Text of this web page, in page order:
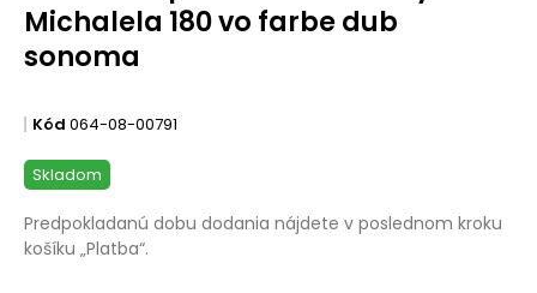
Michalela 180 vo farbe dub
sonoma
Kód 064-08-00791
Skladom
Predpokladanú dobu dodania nájdete v poslednom kroku
košíku „Platba“.